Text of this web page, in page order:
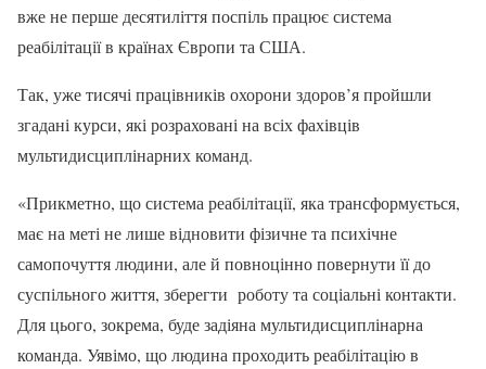
вже не перше десятиліття поспіль працює система
реабілітації в країнах Європи та США.
Так, уже тисячі працівників охорони здоров’я пройшли
згадані курси, які розраховані на всіх фахівців
мультидисциплінарних команд.
«Прикметно, що система реабілітації, яка трансформується,
має на меті не лише відновити фізичне та психічне
самопочуття людини, але й повноцінно повернути її до
суспільного життя, зберегти роботу та соціальні контакти.
Для цього, зокрема, буде задіяна мультидисциплінарна
команда. Уявімо, що людина проходить реабілітацію в